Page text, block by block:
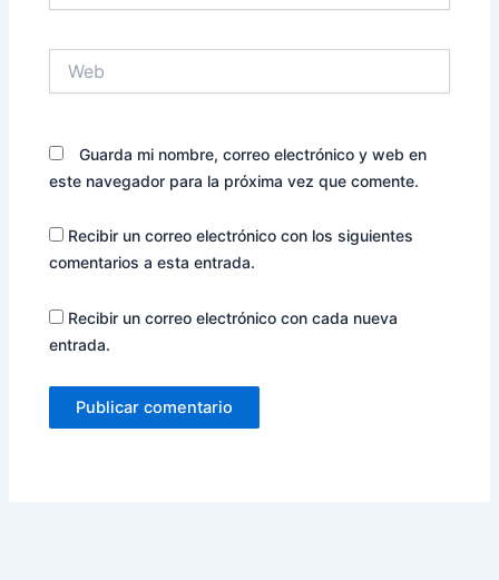
Guarda mi nombre, correo electrónico y web en
este navegador para la próxima vez que comente.
Recibir un correo electrónico con los siguientes
comentarios a esta entrada.
Recibir un correo electrónico con cada nueva
entrada.